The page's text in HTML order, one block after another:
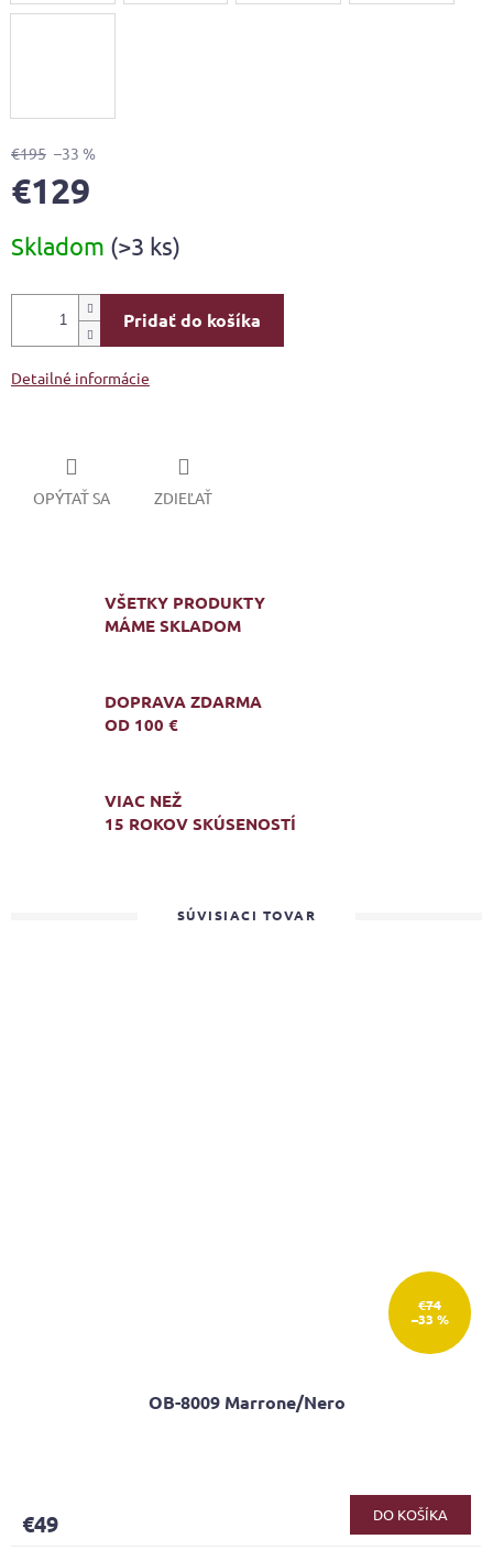
€195 –33 %
€129
cena:
Skladom (>3 ks)
Pridať do košíka
Detailné informácie
OPÝTAŤ SA ZDIEĽAŤ
VŠETKY PRODUKTY
MÁME SKLADOM
DOPRAVA ZDARMA
OD 100 €
VIAC NEŽ
15 ROKOV SKÚSENOSTÍ
SÚVISIACI TOVAR
€74
–33 %
OB-8009 Marrone/Nero
€49 DO KOŠÍKA